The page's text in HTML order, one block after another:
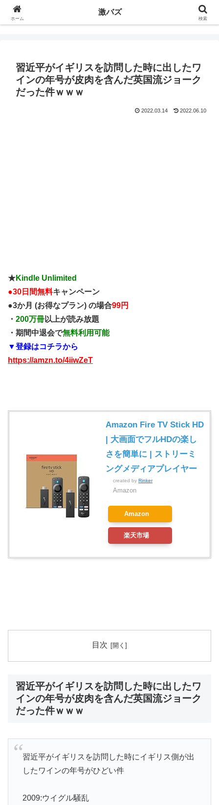
習近平がイギリスを訪問した時に出したワ
インの年号が皮肉を含んだ英国流ジョーク
だった件ｗｗｗ
2022.03.14 2022.06.10
★Kindle Unlimited
●30日間無料キャンペーン
●3か月 (お得なプラン) の場合99円
・ 200万冊以上が読み放題
・期間中退会で無料利用可能
▼登録はコチラから
https://amzn.to/4iiwZeT
Amazon Fire TV Stick HD
| 大画面でフルHDの楽し
さを簡単に | ストリーミ
ングメディアプレイヤー
created by Rinker
Amazon
Amazon
楽天市場
目次
習近平がイギリスを訪問した時に出したワ
インの年号が皮肉を含んだ英国流ジョーク
だった件ｗｗｗ
習近平がイギリスを訪問した時にイギリス側が出
したワインの年号がひどい件
2009:ウイグル騒乱
ホーム
激バズ
検索